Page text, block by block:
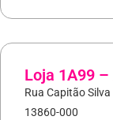
Loja 1A99
Rua Capitão
13860-000